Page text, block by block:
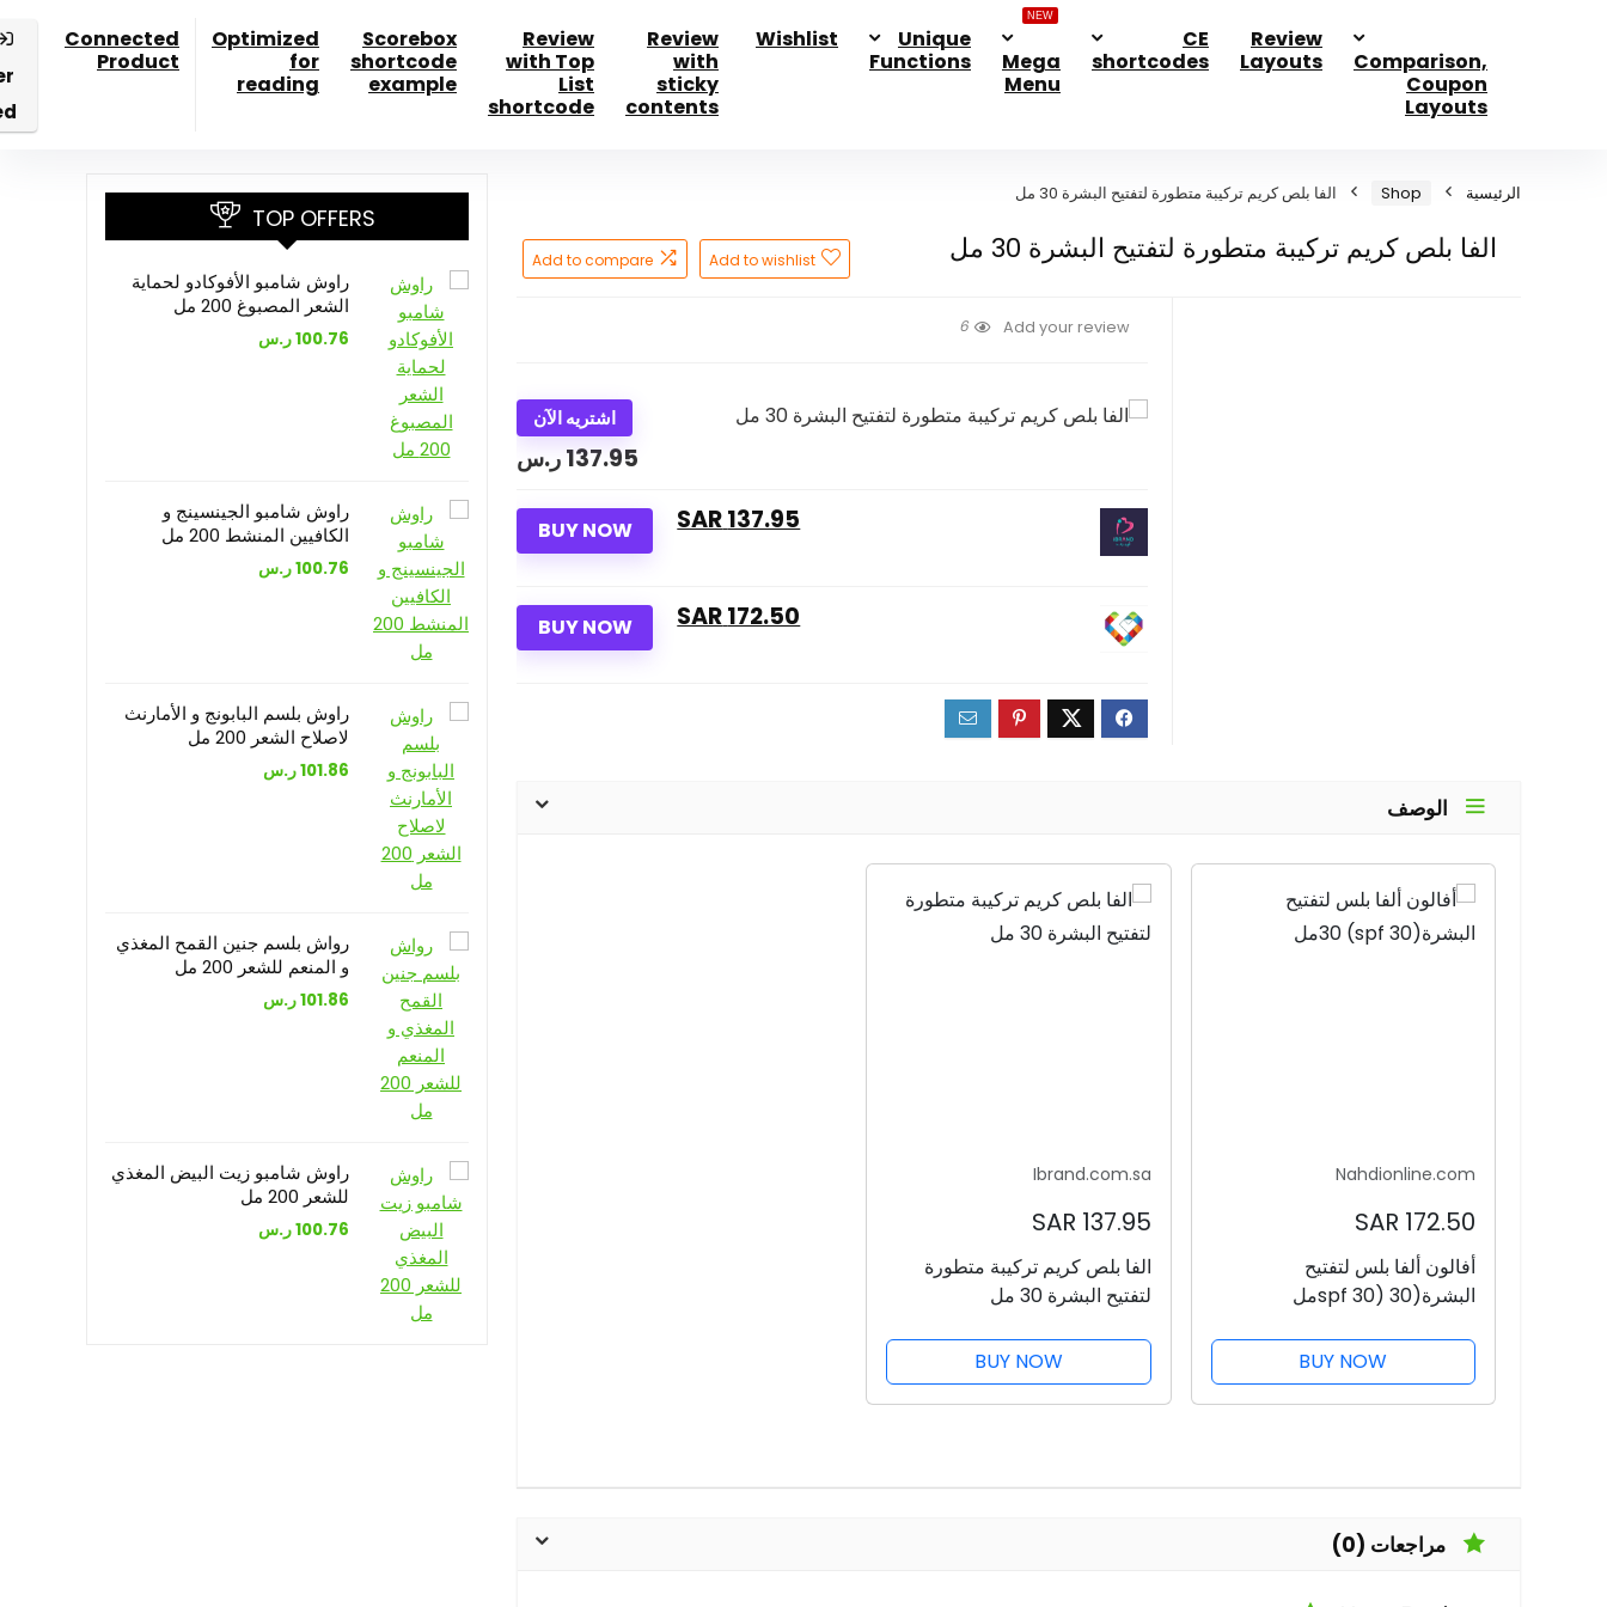
Comparison,
Coupon
Layouts
Review
Layouts
CE
shortcodes
Mega
Menu
NEW
Unique
Functions
Wishlist
Review
with
sticky
contents
Review
with Top
List
shortcode
Scorebox
shortcode
example
Optimized
for
reading
Connected
Product
الرئيسية Shop الفا بلص كريم تركيبة متطورة لتفتيح البشرة 30 مل
الفا بلص كريم تركيبة متطورة لتفتيح البشرة 30 مل Add to wishlist
Add to compare
Add your review
6
اشتريه الآن
137.95ر.س
BUY NOW 137.95 SAR
BUY NOW 172.50 SAR
الوصف
Nahdionline.com
172.50 SAR
أفالون ألفا بلس لتفتيح
البشرة(spf 30) 30مل
BUY NOW
Ibrand.com.sa
137.95 SAR
الفا بلص كريم تركيبة متطورة
لتفتيح البشرة 30 مل
BUY NOW
مراجعات (0)
TOP OFFERS
راوش شامبو الأفوكادو لحماية
الشعر المصبوغ 200 مل
100.76ر.س
راوش شامبو الجينسينج و
الكافيين المنشط 200 مل
100.76ر.س
راوش بلسم البابونج و الأمارنث
لاصلاح الشعر 200 مل
101.86ر.س
رواش بلسم جنين القمح المغذي
و المنعم للشعر 200 مل
101.86ر.س
راوش شامبو زيت البيض المغذي
للشعر 200 مل
100.76ر.س